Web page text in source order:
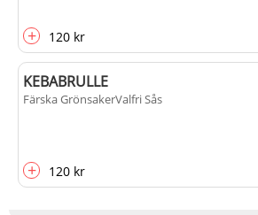
+ 120 kr
KEBABRULLE
Färska GrönsakerValfri Sås
+ 120 kr